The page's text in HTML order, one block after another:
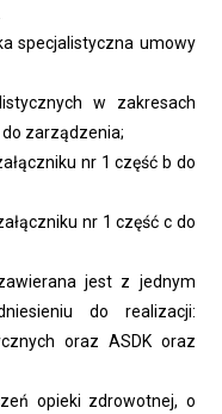
specjalistyczna umowy
w zakresach
do zarządzenia;
nr 1 część b do
nr 1 część c do
jest z jednym
do realizacji:
oraz ASDK oraz
opieki zdrowotnej, o